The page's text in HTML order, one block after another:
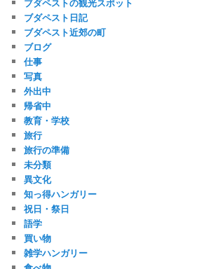
ブダペスト日記
ブダペスト近郊の町
ブログ
仕事
写真
外出中
帰省中
教育・学校
旅行
旅行の準備
未分類
異文化
知っ得ハンガリー
祝日・祭日
語学
買い物
雑学ハンガリー